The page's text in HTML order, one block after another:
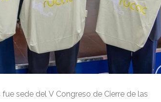
sede del V Congreso de Cierre de las